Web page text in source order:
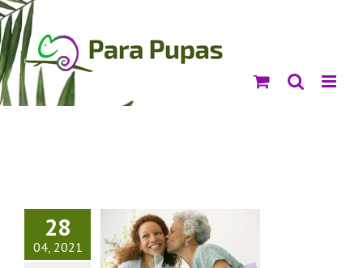
Saltar
al
contenido
28
04, 2021
PARA
EL